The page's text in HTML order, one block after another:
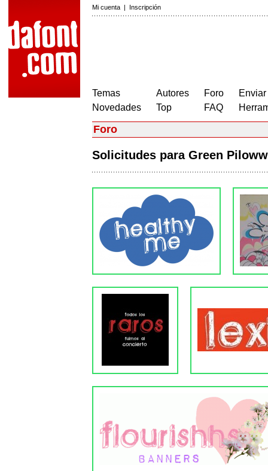
Mi cuenta | Inscripción
Temas
Novedades
Autores
Top
Foro
FAQ
Foro
Solicitudes para Green